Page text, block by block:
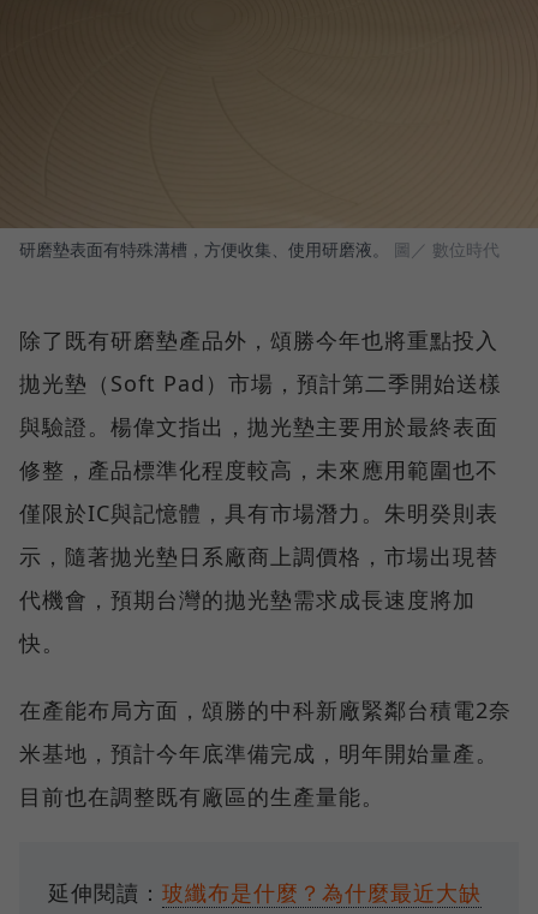
研磨墊表面有特殊溝槽，方便收集、使用研磨液。 圖／ 數位時代
除了既有研磨墊產品外，頌勝今年也將重點投入
拋光墊（Soft Pad）市場，預計第二季開始送樣
與驗證。楊偉文指出，拋光墊主要用於最終表面
修整，產品標準化程度較高，未來應用範圍也不
僅限於IC與記憶體，具有市場潛力。朱明癸則表
示，隨著拋光墊日系廠商上調價格，市場出現替
代機會，預期台灣的拋光墊需求成長速度將加
快。
在產能布局方面，頌勝的中科新廠緊鄰台積電2奈
米基地，預計今年底準備完成，明年開始量產。
目前也在調整既有廠區的生產量能。
延伸閱讀： 玻纖布是什麼？為什麼最近大缺